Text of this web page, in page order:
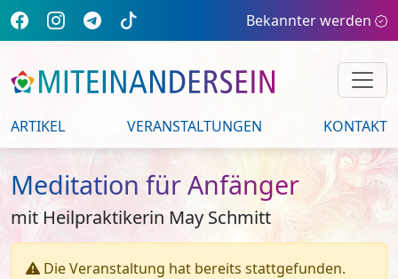
Bekannter werden
ARTIKEL VERANSTALTUNGEN KONTAKT
Meditation für Anfänger
mit Heilpraktikerin May Schmitt
Die Veranstaltung hat bereits stattgefunden.